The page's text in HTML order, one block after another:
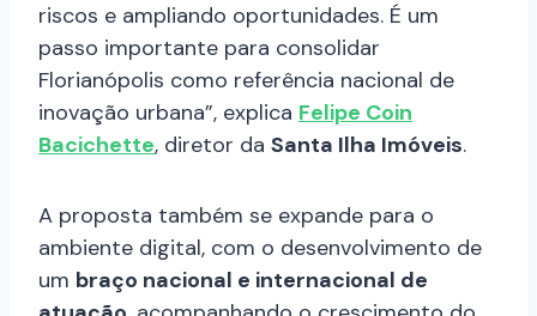
riscos e ampliando oportunidades. É um
passo importante para consolidar
Florianópolis como referência nacional de
inovação urbana”, explica Felipe Coin
Bacichette, diretor da Santa Ilha Imóveis.
A proposta também se expande para o
ambiente digital, com o desenvolvimento de
um braço nacional e internacional de